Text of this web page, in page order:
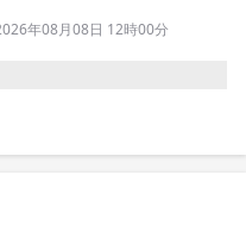
年08月08日 12時00分